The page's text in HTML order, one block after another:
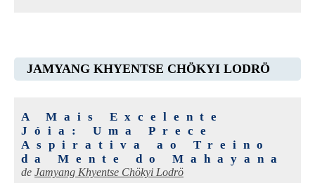
JAMYANG KHYENTSE CHÖKYI LODRÖ
A Mais Excelente
Jóia: Uma Prece
Aspirativa ao Treino
da Mente do Mahayana
de Jamyang Khyentse Chökyi Lodrö